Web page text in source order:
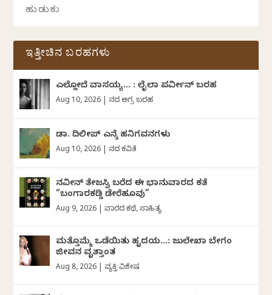
ಇತ್ತೀಚಿನ ಬರಹಗಳು
ಎಲ್ಹೋದೆ ವಾಸಯ್ಯ… : ಲೈಲಾ ಪರ್ವೀನ್‌ ಬರಹ
Aug 10, 2026 ದಿನದ ಅಗ್ರ ಬರಹ
ಡಾ. ದಿಲೀಪ್ ಎನ್ಕೆ ಹನಿಗವನಗಳು
Aug 10, 2026 ದಿನದ ಕವಿತೆ
ನವೀನ್‌ ತೇಜಸ್ವಿ ಬರೆದ ಈ ಭಾನುವಾರದ ಕತೆ
“ಬಂಗಾರಕಡ್ಡಿ ಡೇರೆಹೂವು”
Aug 9, 2026 |ವಾರದ ಕಥೆ,ಸಾಹಿತ್ಯ
ಮತ್ತೊಮ್ಮೆ ಒಡೆಯಿತು ಹೃದಯ…: ಜುಲೇಖಾ ಬೇಗಂ
ಜೀವನ ವೃತ್ತಾಂತ
Aug 8, 2026 ವ್ಯಕ್ತಿ ವಿಶೇಷ